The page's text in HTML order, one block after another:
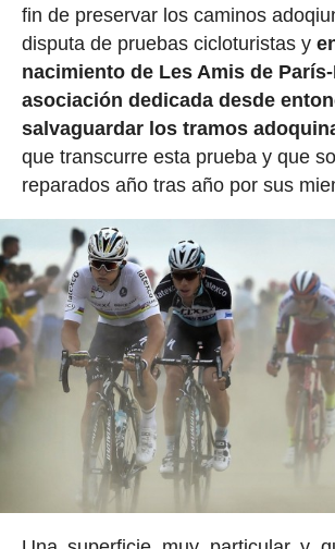
fin de preservar los caminos
disputa de pruebas cicloturistas y
nacimiento de Les Amis de
asociación dedicada desde
salvaguardar los tramos
que transcurre esta prueba y que
reparados año tras año por sus